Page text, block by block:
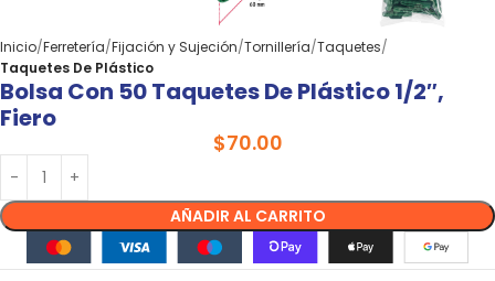
Inicio Ferretería Fijación y Sujeción Tornillería Taquetes
Taquetes De Plástico
Bolsa Con 50 Taquetes De Plástico 1/2″,
Fiero
$70.00
AÑADIR AL CARRITO